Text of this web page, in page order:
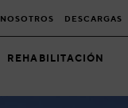
NOSOTROS DESCARGAS
REHABILITACIÓN